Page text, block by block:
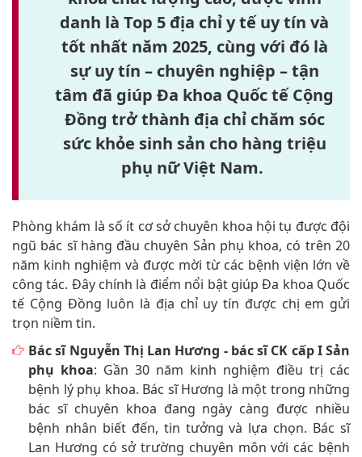
sự uy tín – chuyên nghiệp – tận
tâm đã giúp Đa khoa Quốc tế Cộng
Đồng trở thành địa chỉ chăm sóc
sức khỏe sinh sản cho hàng triệu
phụ nữ Việt Nam.
Phòng khám là số ít cơ sở chuyên khoa hội tụ được đội
công tác. Đây chính là điểm nổi bật giúp Đa khoa Quốc
tế Cộng Đồng luôn là địa chỉ uy tín được chị em gửi
trọn niềm tin.
Bác sĩ Nguyễn Thị Lan Hương - bác sĩ CK cấp I Sản
phụ khoa: Gần 30 năm kinh nghiệm điều trị các
bệnh lý phụ khoa. Bác sĩ Hương là một trong những
bác sĩ chuyên khoa đang ngày càng được nhiều
bệnh nhân biết đến, tin tưởng và lựa chọn. Bác sĩ
Lan Hương có sở trường chuyên môn với các bệnh
viêm nhiễm phụ khoa, áp dụng phương pháp dùng
thuốc kết hợp ánh sáng sinh học trong điều trị viêm
âm đạo ở nữ giới.